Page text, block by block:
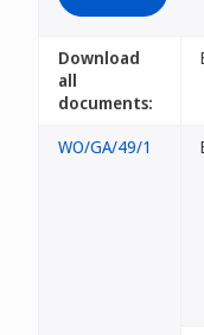
Download
all
documents:
WO/GA/49/1